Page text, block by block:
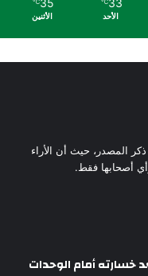
33
الأحد
35
الأثنين
المصدر، حيث أن الأراء
أصحابها فقط.
خسارته أمام الوحدات